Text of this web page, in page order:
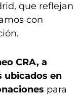
que reflejan
con
CRA, a
ubicados en
para